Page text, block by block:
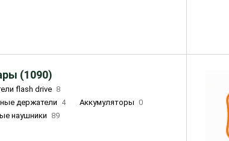
(1090)
flash drive 8
держатели
4 Аккумуляторы 0
наушники 89